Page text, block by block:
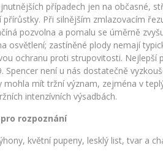
případech jen na občasné,
Při silnějším zmlazovacím
pozvolna a pomalu se úměrně
osvětlení; zastíněné plody nemají
ochranu proti strupovitosti. Nejlepší
Spencer není u nás dostatečně
mít tržní význam, zejména v
intenzívních výsadbách.
rozpoznání
květní pupeny, lesklý list, tvar a